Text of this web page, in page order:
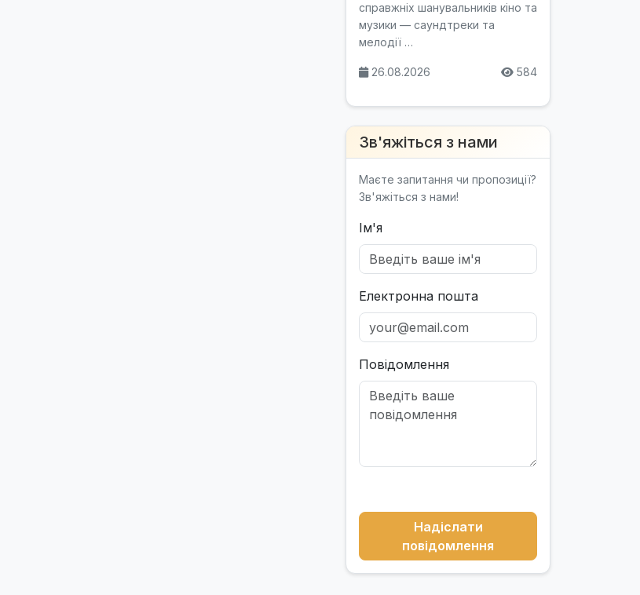
справжніх шанувальників кіно та
музики — саундтреки та
мелодії …
26.08.2026 584
Зв'яжіться з нами
Маєте запитання чи пропозиції?
Зв'яжіться з нами!
Ім'я
Електронна пошта
Повідомлення
Надіслати
повідомлення